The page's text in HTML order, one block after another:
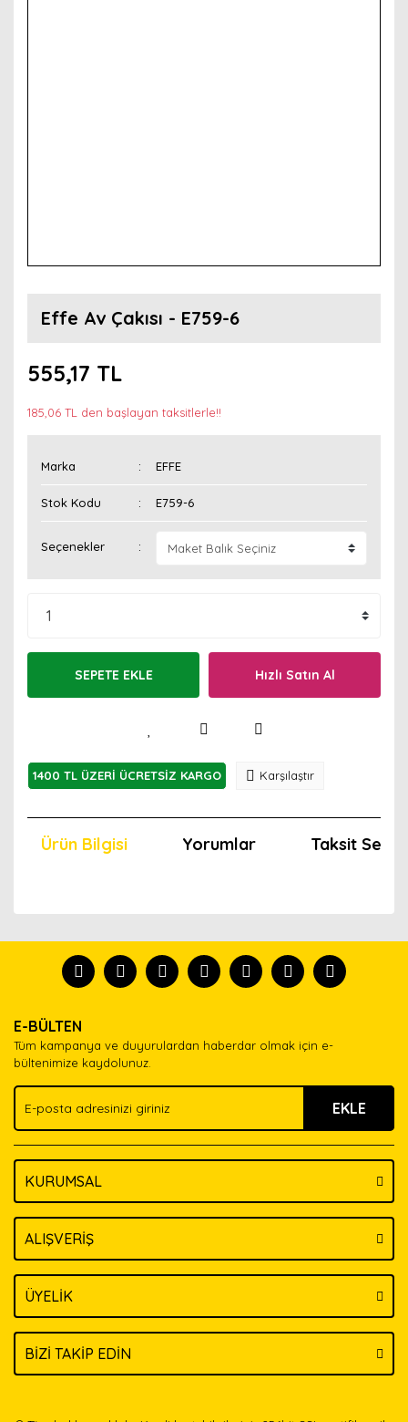
Effe Av Çakısı - E759-6
555,17 TL
185,06 TL den başlayan taksitlerle!!
Marka EFFE
Stok Kodu E759-6
Seçenekler
SEPETE EKLE Hızlı Satın Al
1400 TL ÜZERİ ÜCRETSİZ KARGO Karşılaştır
Ürün Bilgisi Yorumlar Taksit
tanısın.
formunu kullanarak tarafımıza iletebilirsiniz.
Görüş ve önerileriniz için teşekkür ederiz.
Ürün açıklamasında eksik bilgiler bulunuyor.
Ürün bilgilerinde hatalar bulunuyor.
Ürün fiyatı diğer sitelerden daha pahalı.
Bu ürüne benzer farklı alternatifler olmalı.
E-BÜLTEN
Tüm kampanya ve duyurulardan haberdar olmak için e-
bültenimize kaydolunuz.
EKLE
KURUMSAL
ALIŞVERİŞ
ÜYELİK
BİZİ TAKİP EDİN